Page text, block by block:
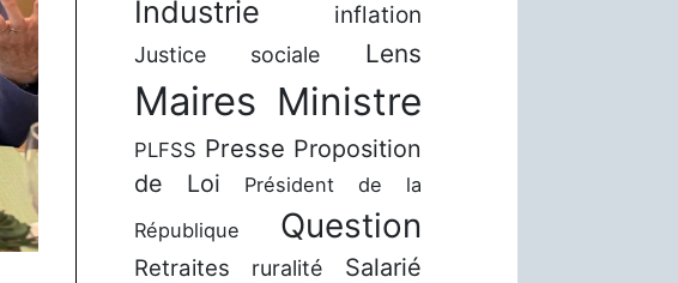
Industrie inflation
Justice sociale Lens
Maires Ministre
PLFSS Presse Proposition
de Loi
Président de la
République
Question
Retraites ruralité Salarié